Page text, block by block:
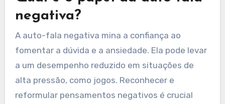
negativa?
A auto-fala negativa mina a confiança ao
fomentar a dúvida e a ansiedade. Ela pode levar
a um desempenho reduzido em situações de
alta pressão, como jogos. Reconhecer e
reformular pensamentos negativos é crucial